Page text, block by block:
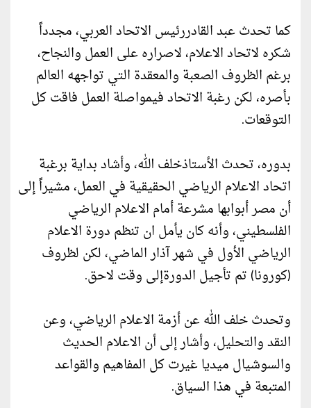
كما تحدث عبد القادررئيس الاتحاد العربي، مجدداً
شكره لاتحاد الاعلام، لاصراره على العمل والنجاح،
برغم الظروف الصعبة والمعقدة التي تواجهه العالم
بأصره، لكن رغبة الاتحاد فيمواصلة العمل فاقت كل
التوقعات.
بدوره، تحدث الأستاذخلف الله، وأشاد بداية برغبة
اتحاد الاعلام الرياضي الحقيقية في العمل، مشيراً إلى
أن مصر أبوابها مشرعة أمام الاعلام الرياضي
الفلسطيني، وأنه كان يأمل ان تنظم دورة الاعلام
الرياضي الأول في شهر آذار الماضي، لكن لظروف
(كورونا) تم تأجيل الدورةإلى وقت لاحق.
وتحدث خلف الله عن أزمة الاعلام الرياضي، وعن
النقد والتحليل، وأشار إلى أن الاعلام الحديث
والسوشيال ميديا غيرت كل المفاهيم والقواعد
المتبعة في هذا السياق.